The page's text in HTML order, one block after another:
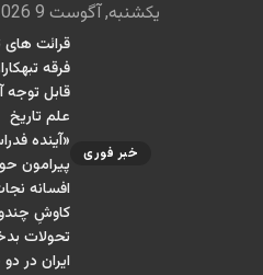
یکشنبه, آگوست 9 2026
خبر فوری
قرائت های
فرقه
قابل
علم تاریخ
«آینده
پیرامون
افسانه
کاوشِ
تحولات
ایران در